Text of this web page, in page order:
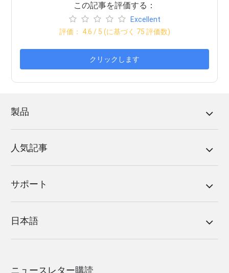
この記事を評価する：
Excellent
評価： 4.6 / 5 (に基づく 75 評価数)
クリックします
製品
人気記事
サポート
日本語
ニュースレター購読